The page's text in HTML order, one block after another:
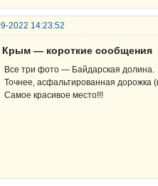
2022 14:23:52
Крым — короткие сообщения
Все три фото — Байдарская долина.
Точнее, асфальтированная дорожка
Самое красивое место!!!